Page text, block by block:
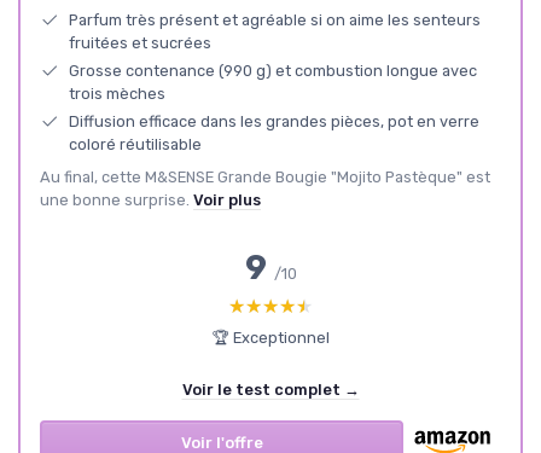
Parfum très présent et agréable si on aime les senteurs
fruitées et sucrées
Grosse contenance (990 g) et combustion longue avec
trois mèches
Diffusion efficace dans les grandes pièces, pot en verre
coloré réutilisable
Au final, cette M&SENSE Grande Bougie "Mojito Pastèque" est
une bonne surprise. Voir plus
9 /10
★★★★★
★★★★★
🏆 Exceptionnel
Voir le test complet →
Voir l'offre